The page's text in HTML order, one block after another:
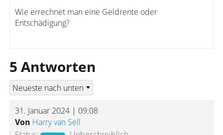
Wie errechnet man eine Geldrente oder
Entschädigung?
5 Antworten
31. Januar 2024 | 09:08
Von Harry van Sell